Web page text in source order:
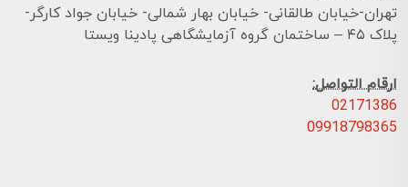
تهران-خیابان طالقانی- خیابان بهار شمالی- خیابان جواد کارگر-
پلاک ۴۵ – ساختمان گروه آزمایشگاهی پادینا ویستا
ارقام التواصل:
02171386
09918798365